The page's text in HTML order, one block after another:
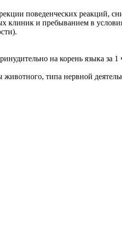
поведенческих реакций,
клиник и пребыванием в
на корень языка за
типа нервной